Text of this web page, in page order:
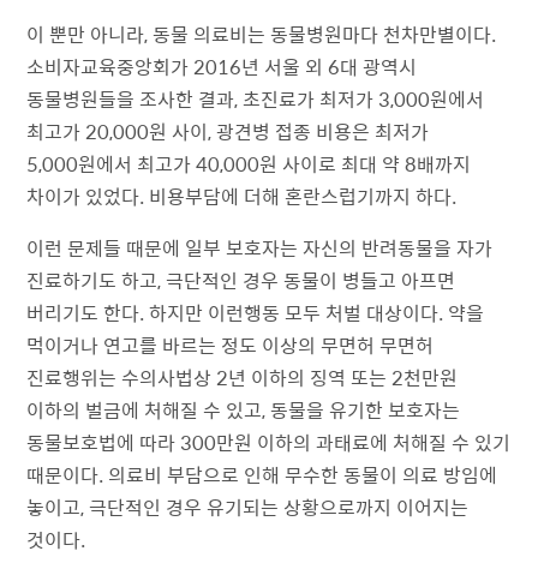
이 뿐만 아니라, 동물 의료비는 동물병원마다 천차만별이다.
소비자교육중앙회가 2016년 서울 외 6대 광역시
동물병원들을 조사한 결과, 초진료가 최저가 3,000원에서
최고가 20,000원 사이, 광견병 접종 비용은 최저가
5,000원에서 최고가 40,000원 사이로 최대 약 8배까지
차이가 있었다. 비용부담에 더해 혼란스럽기까지 하다.
이런 문제들 때문에 일부 보호자는 자신의 반려동물을 자가
진료하기도 하고, 극단적인 경우 동물이 병들고 아프면
버리기도 한다. 하지만 이런행동 모두 처벌 대상이다. 약을
먹이거나 연고를 바르는 정도 이상의 무면허 무면허
진료행위는 수의사법상 2년 이하의 징역 또는 2천만원
이하의 벌금에 처해질 수 있고, 동물을 유기한 보호자는
동물보호법에 따라 300만원 이하의 과태료에 처해질 수 있기
때문이다. 의료비 부담으로 인해 무수한 동물이 의료 방임에
놓이고, 극단적인 경우 유기되는 상황으로까지 이어지는
것이다.